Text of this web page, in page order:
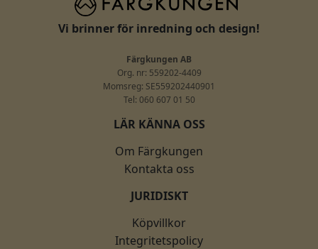
Vi brinner för inredning och design!
Färgkungen AB
Org. nr: 559202-4409
Momsreg: SE559202440901
Tel: 060 607 01 50
LÄR KÄNNA OSS
Om Färgkungen
Kontakta oss
JURIDISKT
Köpvillkor
Integritetspolicy